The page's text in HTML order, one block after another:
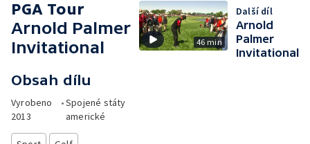
PGA Tour
Arnold Palmer
Invitational
Obsah dílu
Vyrobeno
2013
•Spojené státy
americké
46 min
Další díl
Arnold
Palmer
Invitational